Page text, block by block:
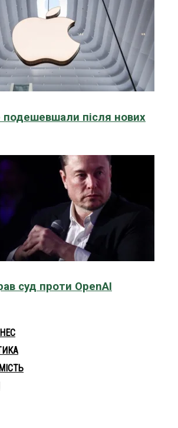
подешевшали після нових
суд проти OpenAI